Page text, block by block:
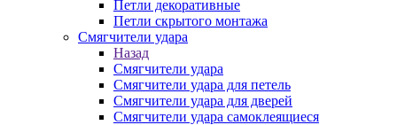
Петли декоративные
Петли скрытого монтажа
Смягчители удара
Назад
Смягчители удара
Смягчители удара для петель
Смягчители удара для дверей
Cмягчители удара самоклеящиеся